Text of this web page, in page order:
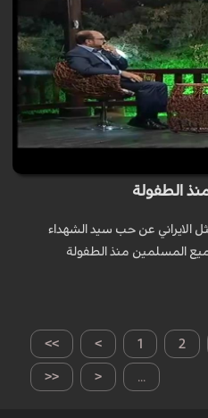
الطفولة
الايراني عن حب سيد الشهداء
المسلمين منذ الطفولة
>> > 1 2
...
<
<<